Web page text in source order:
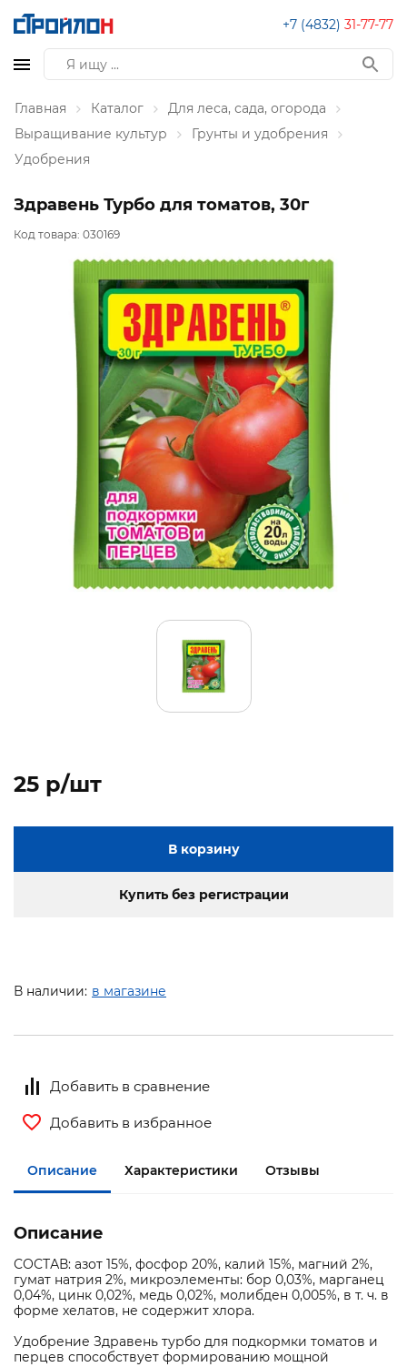
+7 (4832) 31-77-77
Главная Каталог
Для леса, сада, огорода
Выращивание культур
Грунты и удобрения
Удобрения
Здравень Турбо для томатов, 30г
Код товара: 030169
25 p/шт
В корзину
Купить без регистрации
В наличии: в магазине
Добавить в сравнение
Добавить в избранное
Описание Характеристики Отзывы
Описание
СОСТАВ: азот 15%, фосфор 20%, калий 15%, магний 2%,
гумат натрия 2%, микроэлементы: бор 0,03%, марганец
0,04%, цинк 0,02%, медь 0,02%, молибден 0,005%, в т. ч. в
форме хелатов, не содержит хлора.
Удобрение Здравень турбо для подкормки томатов и
перцев способствует формированию мощной